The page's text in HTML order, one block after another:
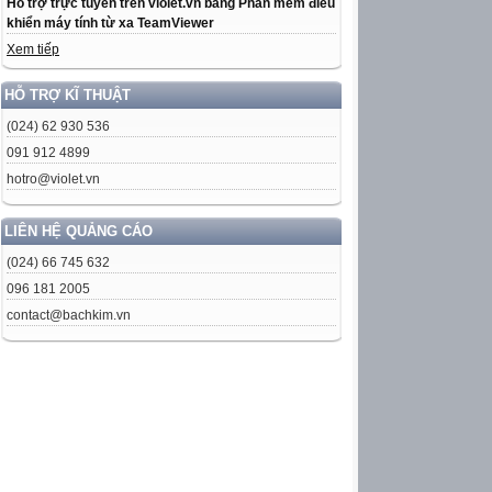
Hỗ trợ trực tuyến trên violet.vn bằng Phần mềm điều
khiển máy tính từ xa TeamViewer
Xem tiếp
HỖ TRỢ KĨ THUẬT
(024) 62 930 536
091 912 4899
hotro@violet.vn
LIÊN HỆ QUẢNG CÁO
(024) 66 745 632
096 181 2005
contact@bachkim.vn